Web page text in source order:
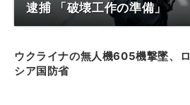
逮捕 「破壊工作の準備」
ウクライナの無人機605機撃墜、ロ
シア国防省